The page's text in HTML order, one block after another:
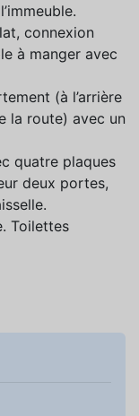
connexion
à manger avec
(à l’arrière
la route) avec un
quatre plaques
deux portes,
Toilettes